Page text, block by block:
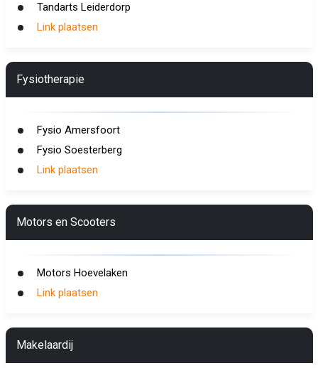
Tandarts Leiderdorp
Link plaatsen
Fysiotherapie
Fysio Amersfoort
Fysio Soesterberg
Link plaatsen
Motors en Scooters
Motors Hoevelaken
Link plaatsen
Makelaardij